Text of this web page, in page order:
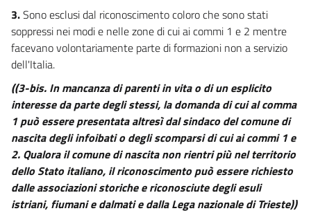
3.Sono esclusi dal riconoscimento coloro che sono stati
soppressi nei modi e nelle zone di cui ai commi 1 e 2 mentre
facevano volontariamente parte di formazioni non a servizio
dell'Italia.
((3-bis. In mancanza di parenti in vita o di un esplicito
interesse da parte degli stessi, la domanda di cui al comma
1 può essere presentata altresì dal sindaco del comune di
nascita degli infoibati o degli scomparsi di cui ai commi 1 e
2. Qualora il comune di nascita non rientri più nel territorio
dello Stato italiano, il riconoscimento può essere richiesto
dalle associazioni storiche e riconosciute degli esuli
istriani, fiumani e dalmati e dalla Lega nazionale di Trieste))